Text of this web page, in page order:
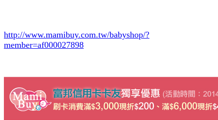
http://www.mamibuy.com.tw/babyshop/?
member=af000027898